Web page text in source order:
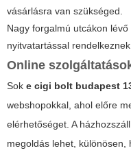
vásárlásra van szükséged.
Nagy forgalmú utcákon
nyitvatartással rendelkeznek.
Online
Sok e cigi bolt budapest
webshopokkal, ahol előre
elérhetőséget. A
megoldás lehet, különösen,